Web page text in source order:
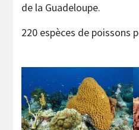
de la Guadeloupe.
220 espèces de poissons